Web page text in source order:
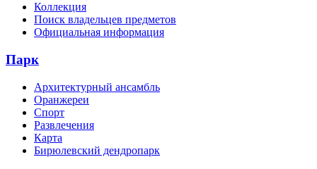
Коллекция
Поиск владельцев предметов
Официальная информация
Парк
Архитектурный ансамбль
Оранжереи
Спорт
Развлечения
Карта
Бирюлевский дендропарк